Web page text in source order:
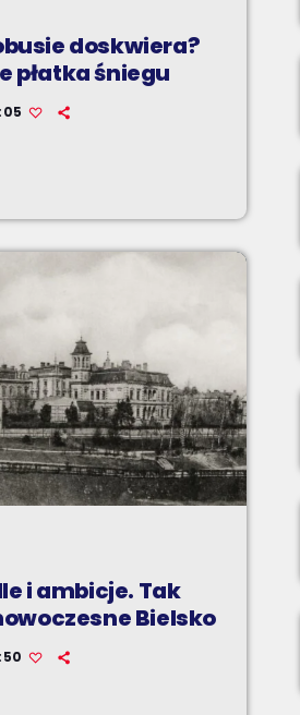
doskwiera?
płatka śniegu
i ambicje. Tak
Bielsko